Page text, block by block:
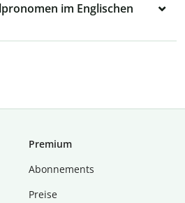
im Englischen
Premium
Abon­ne­ments
Preise